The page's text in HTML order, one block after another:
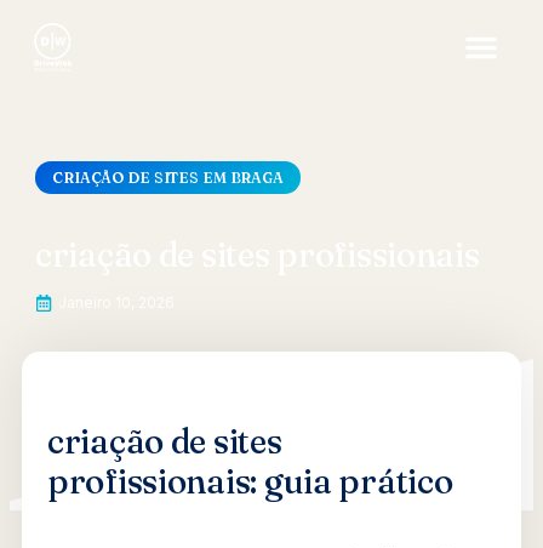
CRIAÇÃO DE SITES EM BRAGA
criação de sites
profissionais: guia prático